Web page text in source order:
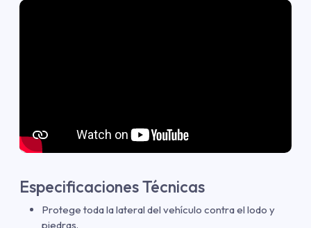
Especificaciones Técnicas
Protege toda la lateral del vehículo contra el lodo y
piedras.